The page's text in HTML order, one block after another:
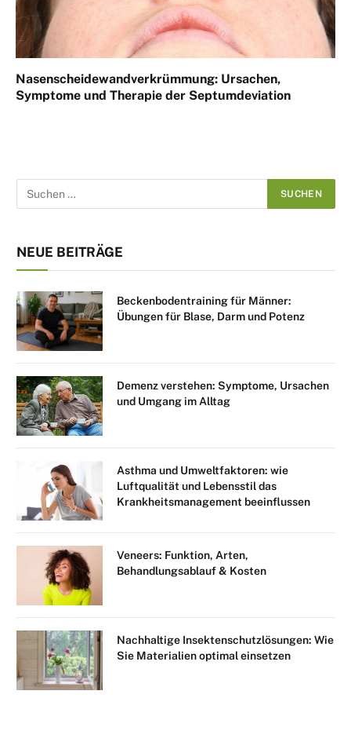
Nasenscheidewandverkrümmung: Ursachen,
Symptome und Therapie der Septumdeviation
NEUE BEITRÄGE
Beckenbodentraining für Männer:
Übungen für Blase, Darm und Potenz
Demenz verstehen: Symptome, Ursachen
und Umgang im Alltag
Asthma und Umweltfaktoren: wie
Luftqualität und Lebensstil das
Krankheitsmanagement beeinflussen
Veneers: Funktion, Arten,
Behandlungsablauf & Kosten
Nachhaltige Insektenschutzlösungen: Wie
Sie Materialien optimal einsetzen